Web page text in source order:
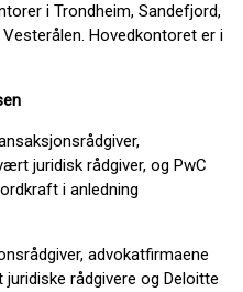
i Trondheim, Sandefjord,
Hovedkontoret er i
juridisk rådgiver, og PwC
i anledning
advokatfirmaene
rådgivere og Deloitte